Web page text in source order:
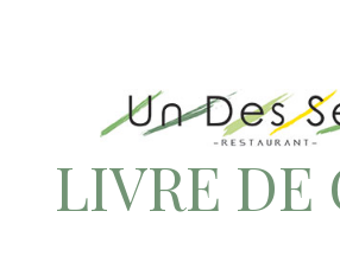
LIVRE DE